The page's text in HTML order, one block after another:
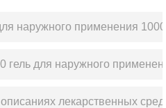
наружного применения
гель для наружного
лекарственных